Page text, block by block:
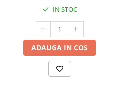
IN STOC
ADAUGA IN COS